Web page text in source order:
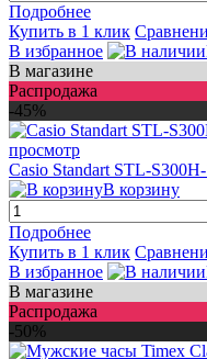
Подробнее
Купить в 1 клик
В избранное
В магазине
Распродажа
-45%
просмотр
Casio Standart STL-
В корзину
Подробнее
Купить в 1 клик
В избранное
В магазине
Распродажа
-50%